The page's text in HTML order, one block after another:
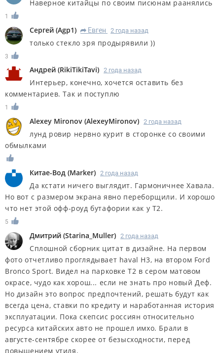
Наверное китайцы по своим писюнам раанялись
1
Сергей (Agp1) R Евген 2 года назад
только стекло зря продырявили ))
3
Андрей (RikiTikiTavi) 2 года назад
Интерьер, конечно, хочется оставить без
комментариев. Так и поступлю
1
Alexey Mironov (AlexeyMironov) 2 года назад
лунд ровир нервно курит в сторонке со своими
обмылками
Китае-Вод (Marker) 2 года назад
Да кстати ничего выглядит. Гармоничнее Хавала.
Но вот с размером экрана явно переборщили. И хорошо
что нет этой офф-роуд бутафории как у Т2.
5
Дмитрий (Starina_Muller) 2 года назад
Сплошной сборник цитат в дизайне. На первом
фото отчетливо проглядывает haval H3, на втором Ford
Bronco Sport. Видел на парковке Т2 в сером матовом
окрасе, чудо как хорош... если не знать про новый Деф.
Но дизайн это вопрос предпочтений, решать будут как
всегда цена, ставки по кредиту и наработанная история
эксплуатации. Пока скепсис россиян относительно
ресурса китайских авто не прошел имхо. Брали в
августе-сентябре скорее от безысходности, перед
повышением утиля.